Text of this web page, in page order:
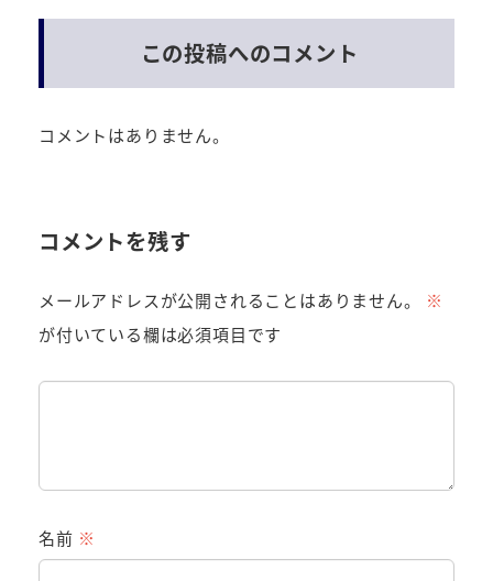
この投稿へのコメント
コメントはありません。
コメントを残す
メールアドレスが公開されることはありません。
※
が付いている欄は必須項目です
名前 ※